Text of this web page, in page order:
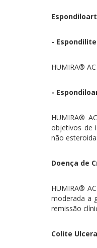
-
HUMIRA®
-
HUMIRA®
objetivos de
não
Doença de
HUMIRA®
moderada a
remissão
Colite